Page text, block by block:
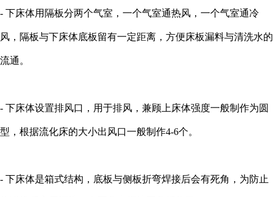
- 下床体用隔板分两个气室，一个气室通热风，一个气室通冷
风，隔板与下床体底板留有一定距离，方便床板漏料与清洗水的
流通。
- 下床体设置排风口，用于排风，兼顾上床体强度一般制作为圆
型，根据流化床的大小出风口一般制作4-6个。
- 下床体是箱式结构，底板与侧板折弯焊接后会有死角，为防止